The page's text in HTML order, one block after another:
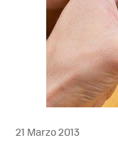
21 Marzo 2013